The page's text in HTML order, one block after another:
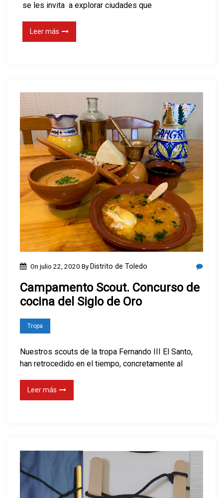
se les invita a explorar ciudades que
Leer más
On julio 22, 2020 By Distrito de Toledo
Campamento Scout. Concurso de
cocina del Siglo de Oro
Tropa
Nuestros scouts de la tropa Fernando III El Santo,
han retrocedido en el tiempo, concretamente al
Leer más